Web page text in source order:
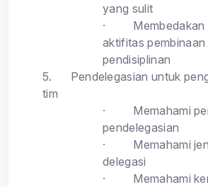
yang sulit
·
Membedakan
aktifitas pembinaan
pendisiplinan
5.
Pendelegasian untuk
tim
·
Memahami
pendelegasian
·
Memahami
delegasi
·
Memahami